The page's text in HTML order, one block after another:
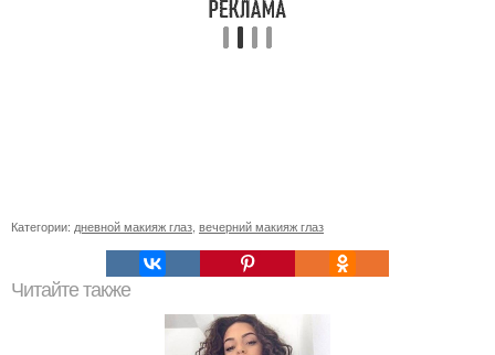
Категории: дневной макияж глаз вечерний макияж глаз
Читайте также